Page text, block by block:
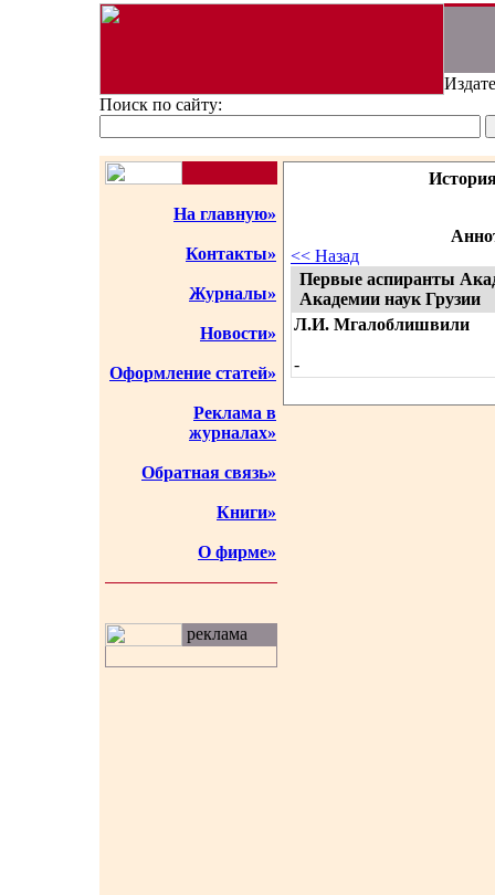
Поиск по сайту:
На главную»
Контакты»
Журналы»
Новости»
Оформление статей»
Реклама в
журналах»
Обратная связь»
Книги»
О фирме»
реклама
<< Назад
Первые аспиранты
Академии наук Грузии
Л.И. Мгалоблишвили
-